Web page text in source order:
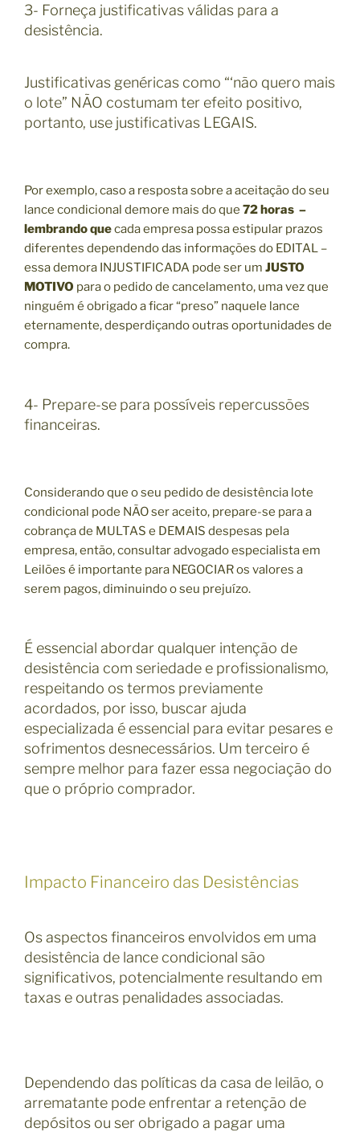
3- Forneça justificativas válidas para a
desistência.
Justificativas genéricas como “‘não quero mais
o lote” NÃO costumam ter efeito positivo,
portanto, use justificativas LEGAIS.
Por exemplo, caso a resposta sobre a aceitação do seu
lance condicional demore mais do que 72 horas –
lembrando quecada empresa possa estipular prazos
diferentes dependendo das informações do EDITAL –
essa demora INJUSTIFICADA pode ser um JUSTO
MOTIVO para o pedido de cancelamento, uma vez que
ninguém é obrigado a ficar “preso” naquele lance
eternamente, desperdiçando outras oportunidades de
compra.
4- Prepare-se para possíveis repercussões
financeiras.
Considerando que o seu pedido de desistência lote
condicional pode NÃO ser aceito, prepare-se para a
cobrança de MULTAS e DEMAIS despesas pela
empresa, então, consultar advogado especialista em
Leilões é importante para NEGOCIAR os valores a
serem pagos, diminuindo o seu prejuízo.
É essencial abordar qualquer intenção de
desistência com seriedade e profissionalismo,
respeitando os termos previamente
acordados, por isso, buscar ajuda
especializada é essencial para evitar pesares e
sofrimentos desnecessários. Um terceiro é
sempre melhor para fazer essa negociação do
que o próprio comprador.
Impacto Financeiro das Desistências
Os aspectos financeiros envolvidos em uma
desistência de lance condicional são
significativos, potencialmente resultando em
taxas e outras penalidades associadas.
Dependendo das políticas da casa de leilão, o
arrematante pode enfrentar a retenção de
depósitos ou ser obrigado a pagar uma